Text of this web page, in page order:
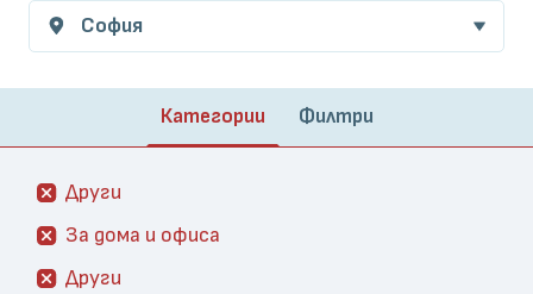
София
Категории Филтри
Други
За дома и офиса
Други